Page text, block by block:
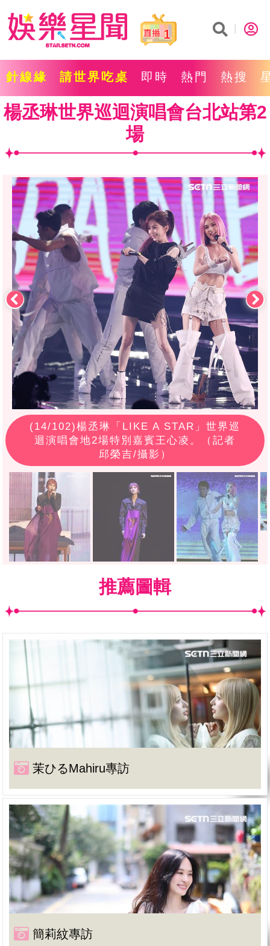
1
針線緣 請世界吃桌 即時 熱門 熱搜
楊丞琳世界巡迴演唱會台北站第2
場
(14/102)楊丞琳「LIKE A STAR」世界巡
迴演唱會地2場特別嘉賓王心凌。（記者
邱榮吉/攝影）
推薦圖輯
茉ひるMahiru專訪
簡莉紋專訪